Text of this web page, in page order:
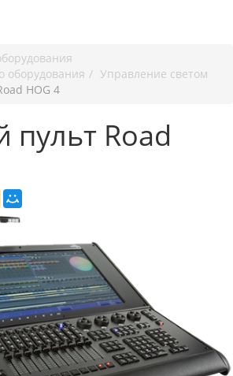
оборудования
Управление светом
HOG 4
пульт Road